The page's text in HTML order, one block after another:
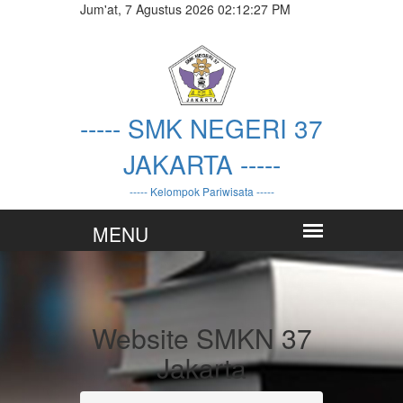
Jum'at, 7 Agustus 2026 02:12:27 PM
----- SMK NEGERI 37
JAKARTA -----
----- Kelompok Pariwisata -----
Website SMKN 37
Jakarta